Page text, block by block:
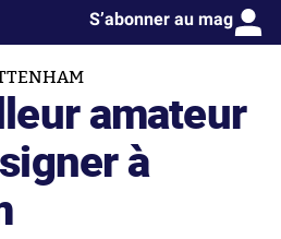
S’abonner au mag
amateur
à